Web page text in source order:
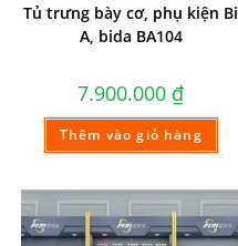
Tủ trưng bày cơ, phụ kiện Bi
A, bida BA104
7.900.000 ₫
Thêm vào giỏ hàng